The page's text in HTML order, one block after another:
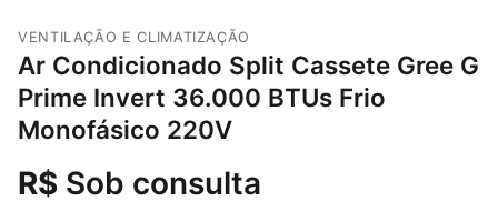
VENTILAÇÃO E CLIMATIZAÇÃO
Ar Condicionado Split Cassete Gree G
Prime Invert 36.000 BTUs Frio
Monofásico 220V
R$ Sob consulta